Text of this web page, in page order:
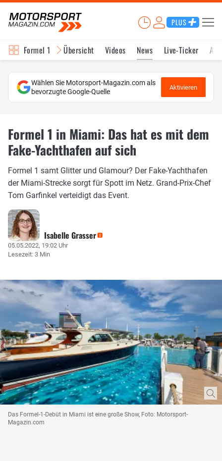
PLUS
Formel 1 Übersicht Videos News Live-Ticker
Wählen Sie Motorsport-Magazin.com als
bevorzugte Google-Quelle
Aktivieren
Formel 1 in Miami: Das hat es mit dem
Fake-Yachthafen auf sich
Formel 1 samt Glitter und Glamour? Der Fake-Yachthafen
der Miami-Strecke sorgt für Spott im Netz. Grand-Prix-Chef
Tom Garfinkel verteidigt das Event.
Isabelle Grasser
05.05.2022, 19:02 Uhr
Lesezeit: 3 Min
Das Formel-1-Debüt in Miami ist eine große Show, Foto: Motorsport-
Magazin.com